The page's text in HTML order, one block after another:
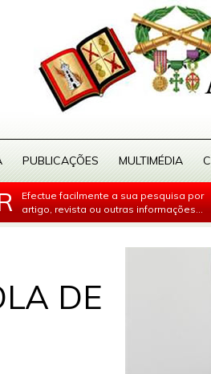
PUBLICAÇÕES MULTIMÉDIA
Efectue facilmente a sua pesquisa por
artigo, revista ou outras informações...
DE